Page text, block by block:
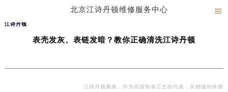
北京江诗丹顿维修服务中心 
北京江诗丹顿售后服务地址>文章库> 表壳发灰、表链发暗？教你正确清洗
江诗丹顿
表壳发灰、表链发暗？教你正确清洗江诗丹顿
江诗丹顿腕表，作为高级制表工艺的代表，其精致的外观